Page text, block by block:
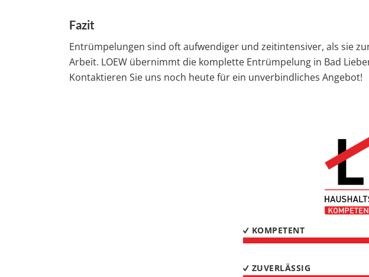
Fazit
Entrümpelungen sind oft aufwendiger und zeitintensiver, als sie
Arbeit. LOEW übernimmt die komplette Entrümpelung in Bad
Kontaktieren Sie uns noch heute für ein unverbindliches Angebot!
KOMPETENT
ZUVERLÄSSIG